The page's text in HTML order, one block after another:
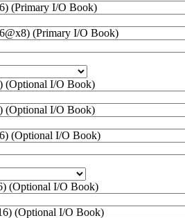
(Primary I/O Book)
(Primary I/O Book)
(Optional I/O Book)
(Optional I/O Book)
(Optional I/O Book)
(Optional I/O Book)
(Optional I/O Book)